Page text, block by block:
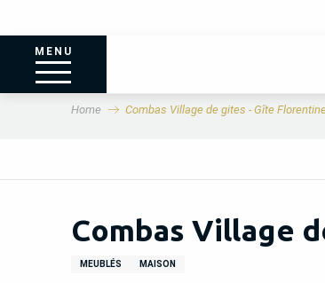
MENU
Home Combas Village de gites - Gîte
Combas Village
MEUBLÉS MAISON